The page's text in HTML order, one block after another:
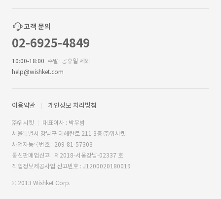
고객 문의
02-6925-4849
10:00-18:00 주말·공휴일 제외
help@wishket.com
이용약관 개인정보 처리방침
㈜위시켓
대표이사 : 박우범
서울특별시 강남구 테헤란로 211 3층 ㈜위시켓
사업자등록번호 : 209-81-57303
통신판매업신고 : 제2018-서울강남-02337 호
직업정보제공사업 신고번호 : J1200020180019
© 2013 Wishket Corp.